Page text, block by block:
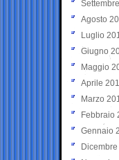
Agosto
Luglio
Giugno
Maggio
Aprile
Marzo
Febbraio
Gennaio